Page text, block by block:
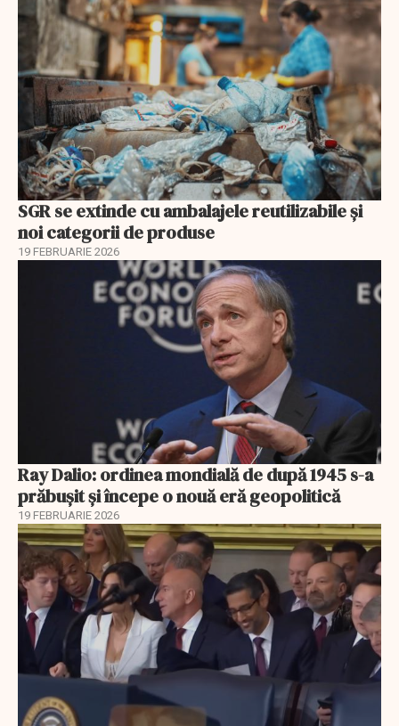
SGR se extinde cu ambalajele reutilizabile și
noi categorii de produse
19 FEBRUARIE 2026
Ray Dalio: ordinea mondială de după 1945 s-a
prăbușit și începe o nouă eră geopolitică
19 FEBRUARIE 2026